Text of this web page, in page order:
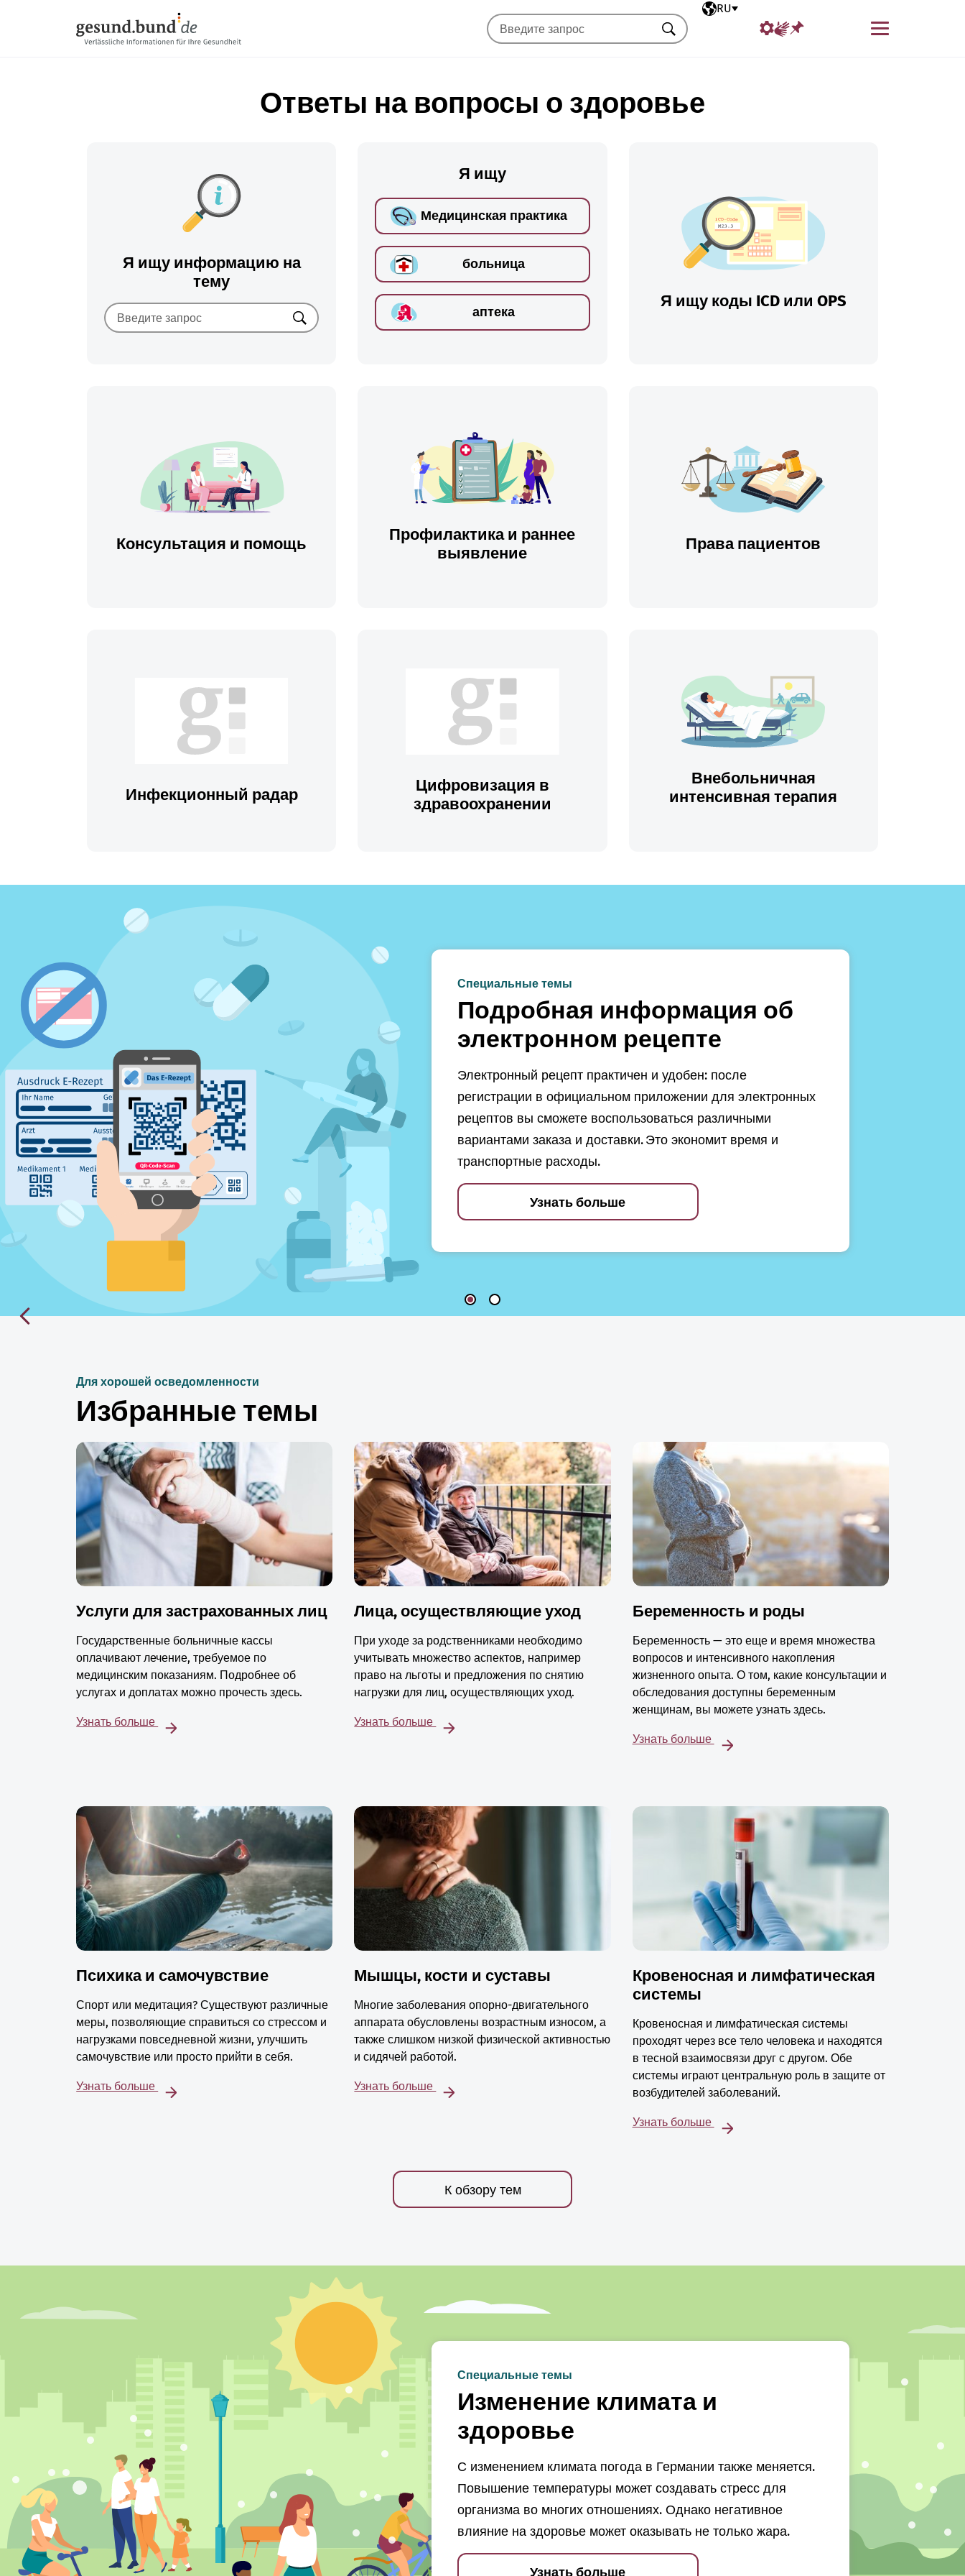
Выбранный язык
RU
Меню
Искать
Ответы на вопросы о здоровье
Я ищу информацию на
тему
Искать
Я ищу
Медицинская практика
больница
аптека
Я ищу коды ICD или OPS
Консультация и помощь
Профилактика и раннее
выявление
Права пациентов
Инфекционный радар
Цифровизация в
здравоохранении
Внебольничная
интенсивная терапия
Специальные темы
Подробная информация об
электронном рецепте
Электронный рецепт практичен и удобен: после
регистрации в официальном приложении для электронных
рецептов вы сможете воспользоваться различными
вариантами заказа и доставки. Это экономит время и
транспортные расходы.
Узнать больше
Для хорошей осведомленности
Избранные темы
Услуги для застрахованных лиц
Государственные больничные кассы
оплачивают лечение, требуемое по
медицинским показаниям. Подробнее об
услугах и доплатах можно прочесть здесь.
Узнать больше
Лица, осуществляющие уход
При уходе за родственниками необходимо
учитывать множество аспектов, например
право на льготы и предложения по снятию
нагрузки для лиц, осуществляющих уход.
Узнать больше
Беременность и роды
Беременность — это еще и время множества
вопросов и интенсивного накопления
жизненного опыта. О том, какие консультации и
обследования доступны беременным
женщинам, вы можете узнать здесь.
Узнать больше
Психика и самочувствие
Спорт или медитация? Существуют различные
меры, позволяющие справиться со стрессом и
нагрузками повседневной жизни, улучшить
самочувствие или просто прийти в себя.
Узнать больше
Мышцы, кости и суставы
Многие заболевания опорно-двигательного
аппарата обусловлены возрастным износом, а
также слишком низкой физической активностью
и сидячей работой.
Узнать больше
Кровеносная и лимфатическая
системы
Кровеносная и лимфатическая системы
проходят через все тело человека и находятся
в тесной взаимосвязи друг с другом. Обе
системы играют центральную роль в защите от
возбудителей заболеваний.
Узнать больше
К обзору тем
Специальные темы
Изменение климата и
здоровье
С изменением климата погода в Германии также меняется.
Повышение температуры может создавать стресс для
организма во многих отношениях. Однако негативное
влияние на здоровье может оказывать не только жара.
Узнать больше